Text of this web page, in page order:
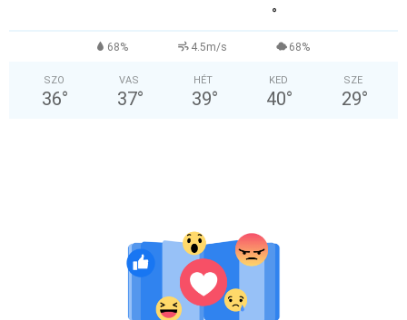
°
68% 4.5m/s 68%
SZO
36°
VAS
37°
HÉT
39°
KED
40°
SZE
29°